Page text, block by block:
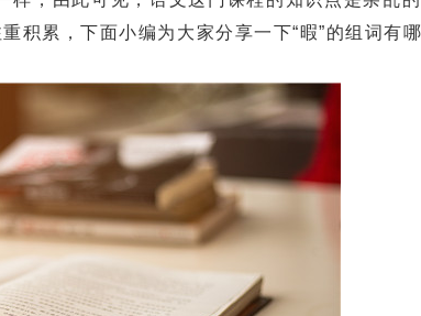
积累，下面小编为大家分享一下“暇”的组词有